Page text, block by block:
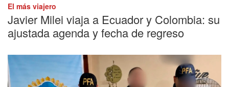
El más viajero
Javier Milei viaja a Ecuador y Colombia: su
ajustada agenda y fecha de regreso